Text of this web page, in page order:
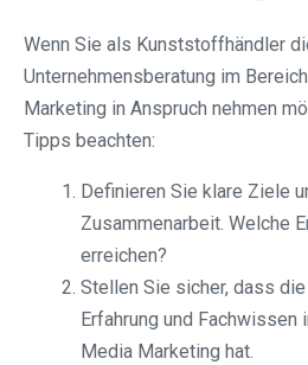
Wenn Sie als Kunststoffhändler
Unternehmensberatung im
Marketing in Anspruch nehmen
Tipps beachten:
Definieren Sie klare Ziele
Zusammenarbeit. Welche
erreichen?
Stellen Sie sicher, dass
Erfahrung und Fachwissen
Media Marketing hat.